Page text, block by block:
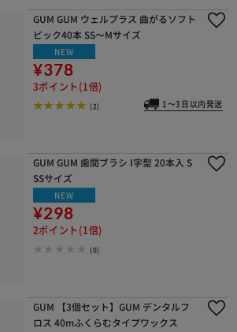
GUM GUM ウェルプラス 曲がるソフト
ピック40本 SS～Mサイズ
NEW
¥378
3ポイント(1倍)
(2) 1～3日以内発送
GUM GUM 歯間ブラシ I字型 20本入 S
SSサイズ
NEW
¥298
2ポイント(1倍)
(0)
GUM 【3個セット】GUM デンタルフ
ロス 40mふくらむタイプワックス